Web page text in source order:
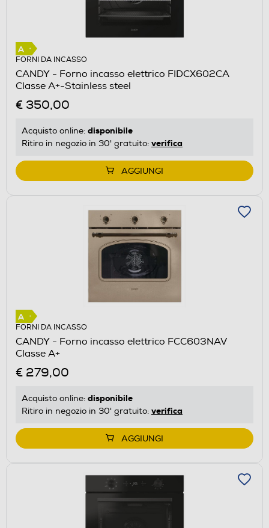
FORNI DA INCASSO
CANDY - Forno incasso elettrico FIDCX602CA
Classe A+-Stainless steel
€ 350,00
Acquisto online: disponibile
Ritiro in negozio in 30' gratuito: verifica
AGGIUNGI
FORNI DA INCASSO
CANDY - Forno incasso elettrico FCC603NAV
Classe A+
€ 279,00
Acquisto online: disponibile
Ritiro in negozio in 30' gratuito: verifica
AGGIUNGI